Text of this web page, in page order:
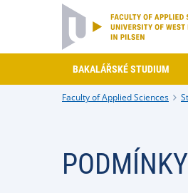
BAKALÁŘSKÉ STUDIUM
Faculty of Applied Sciences